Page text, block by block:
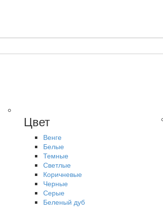
Цвет
Венге
Белые
Темные
Светлые
Коричневые
Черные
Серые
Беленый дуб